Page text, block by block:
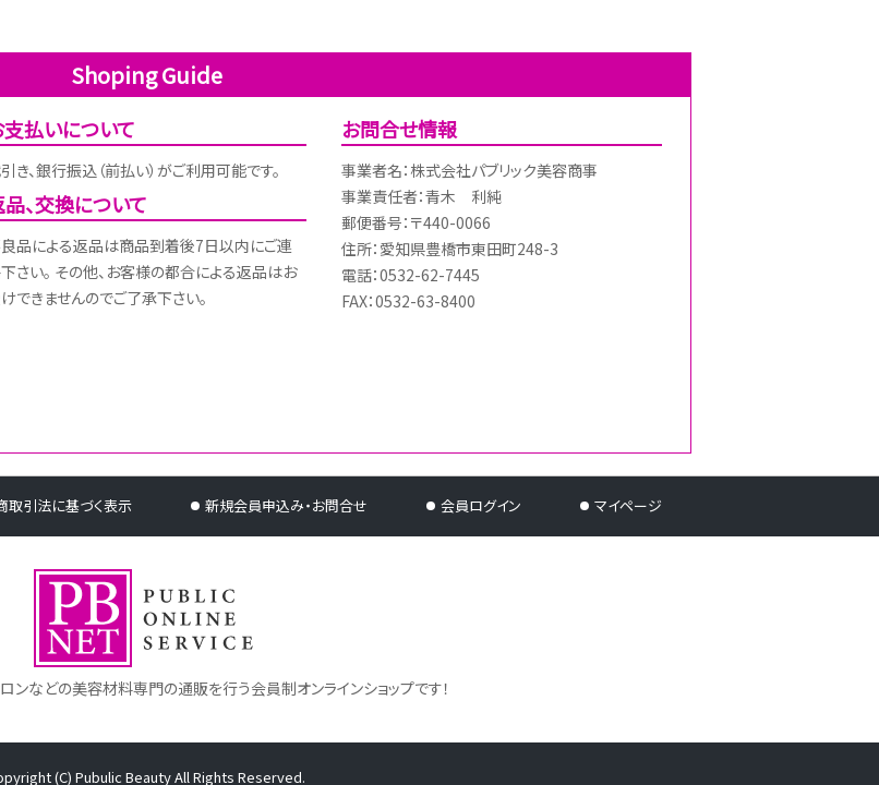
Shoping Guide
支払いについて
き、銀行振込（前払い）がご利用可能です。
、交換について
品による返品は商品到着後7日以内にご連
さい。 その他、お客様の都合による返品はお
できませんのでご了承下さい。
お問合せ情報
事業者名：株式会社パブリック美容商事
事業責任者：青木 利純
郵便番号：〒440-0066
住所：愛知県豊橋市東田町248-3
電話：0532-62-7445
FAX：0532-63-8400
取引法に基づく表示 新規会員申込み・お問合せ 会員ログイン マイページ
ンなどの美容材料専門の通販を行う会員制オンラインショップです！
(C) Pubulic Beauty All Rights Reserved.